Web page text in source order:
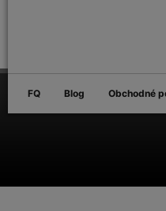
FQ Blog Obchodné